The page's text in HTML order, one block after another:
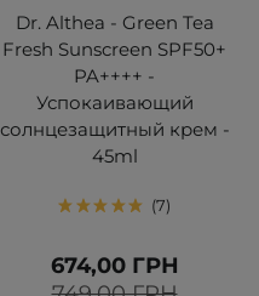
Dr. Althea - Green Tea
Fresh Sunscreen SPF50+
PA++++ -
Успокаивающий
солнцезащитный крем -
45ml
7
674,00 ГРН